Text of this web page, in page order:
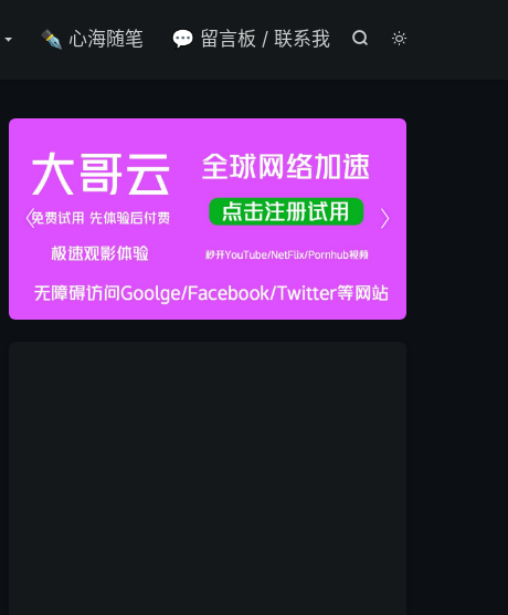


✒️ 心海随笔 💬 留言板 / 联系我

